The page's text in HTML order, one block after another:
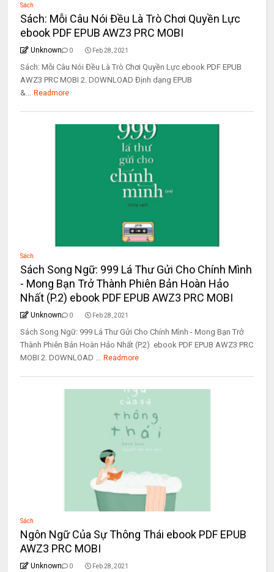
Sách
Sách: Mỗi Câu Nói Đều Là Trò Chơi Quyền Lực
ebook PDF EPUB AWZ3 PRC MOBI
Unknown 0 Feb 28, 2021
Sách: Mỗi Câu Nói Đều Là Trò Chơi Quyền Lực ebook PDF EPUB
AWZ3 PRC MOBI 2. DOWNLOAD Định dạng EPUB
&... Readmore
Sách
Sách Song Ngữ: 999 Lá Thư Gửi Cho Chính Mình
- Mong Bạn Trở Thành Phiên Bản Hoàn Hảo
Nhất (P.2) ebook PDF EPUB AWZ3 PRC MOBI
Unknown 0 Feb 28, 2021
Sách Song Ngữ: 999 Lá Thư Gửi Cho Chính Mình - Mong Bạn Trở
Thành Phiên Bản Hoàn Hảo Nhất (P.2) ebook PDF EPUB AWZ3 PRC
MOBI 2. DOWNLOAD ... Readmore
Sách
Ngôn Ngữ Của Sự Thông Thái ebook PDF EPUB
AWZ3 PRC MOBI
Unknown 0 Feb 28, 2021